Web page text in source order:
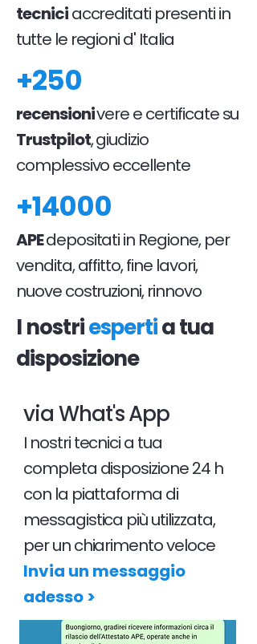
tecniciaccreditati presenti in
tutte le regioni d' Italia
+250
recensionivere e certificate su
Trustpilot, giudizio
complessivo eccellente
+14000
APEdepositati in Regione, per
vendita, affitto, fine lavori,
nuove costruzioni, rinnovo
I nostriespertia tua
disposizione
via What's App
I nostri tecnici a tua
completa disposizione 24 h
con la piattaforma di
messagistica più utilizzata,
per un chiarimento veloce
Invia un messaggio
adesso >